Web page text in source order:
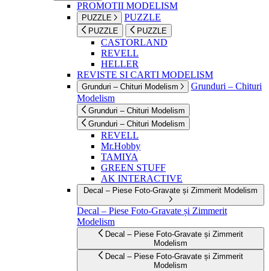
PROMOTII MODELISM
PUZZLE PUZZLE
PUZZLE PUZZLE
CASTORLAND
REVELL
HELLER
REVISTE SI CARTI MODELISM
Grunduri – Chituri Modelism
Grunduri – Chituri
Modelism
Grunduri – Chituri Modelism
Grunduri – Chituri Modelism
REVELL
Mr.Hobby
TAMIYA
GREEN STUFF
AK INTERACTIVE
Decal – Piese Foto-Gravate și Zimmerit Modelism
Decal – Piese Foto-Gravate și Zimmerit
Modelism
Decal – Piese Foto-Gravate și Zimmerit
Modelism
Decal – Piese Foto-Gravate și Zimmerit
Modelism